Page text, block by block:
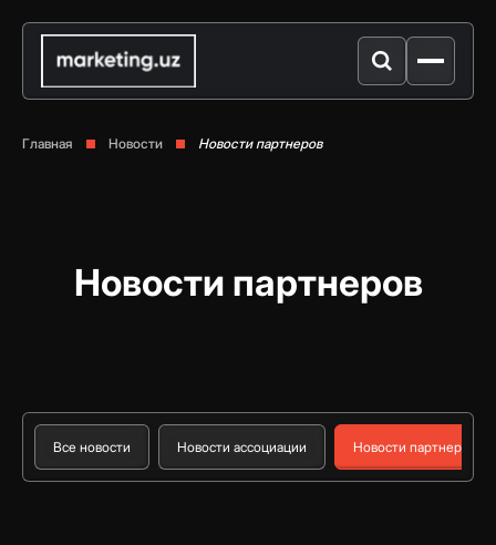
Главная Новости Новости партнеров
Новости партнеров
Все новости Новости ассоциации Новости партнеров